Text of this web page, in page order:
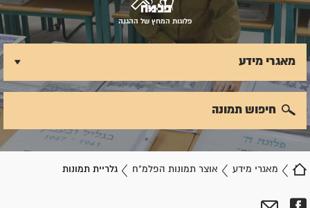
פלוגות המחץ של ההגנה
מאגרי מידע אוצר תמונות הפלמ"ח גלריית תמונות
מאגרי מידע
חיפוש תמונה